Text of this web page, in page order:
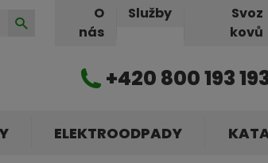
+420 800 193
Hledat
O
nás
Služby
Svoz
kovů
ELEKTROODPADY